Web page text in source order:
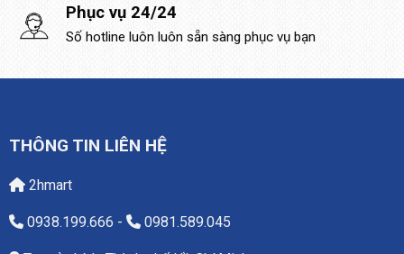
Phục vụ 24/24
Số hotline luôn luôn sẵn sàng phục vụ bạn
THÔNG TIN LIÊN HỆ
2hmart
0938.199.666 - 0981.589.045